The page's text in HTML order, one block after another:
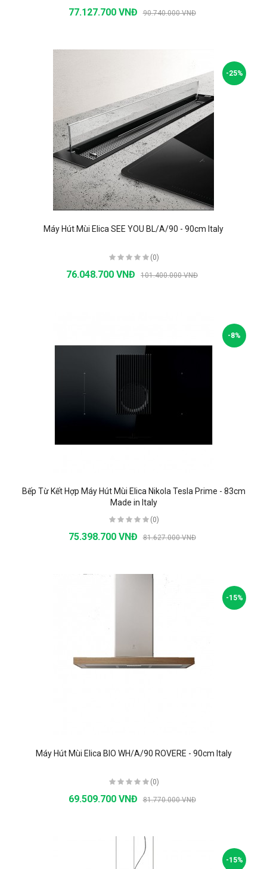
77.127.700 VNĐ 90.740.000 VNĐ
-25%
Máy Hút Mùi Elica SEE YOU BL/A/90 - 90cm Italy
(0)
76.048.700 VNĐ 101.400.000 VNĐ
-8%
Bếp Từ Kết Hợp Máy Hút Mùi Elica Nikola Tesla Prime - 83cm
Made in Italy
(0)
75.398.700 VNĐ 81.627.000 VNĐ
-15%
Máy Hút Mùi Elica BIO WH/A/90 ROVERE - 90cm Italy
(0)
69.509.700 VNĐ 81.770.000 VNĐ
-15%